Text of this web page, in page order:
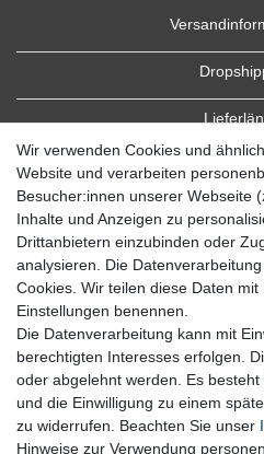
Zahlung
Wir verwenden Cookies und
Website und verarbeiten
Besucher:innen unserer Webseite
Inhalte und Anzeigen zu
Drittanbietern einzubinden oder
analysieren. Die
Cookies. Wir teilen diese Daten
Einstellungen benennen.
Die Datenverarbeitung kann mit
berechtigten Interesses erfolgen.
oder abgelehnt werden. Es
und die Einwilligung zu einem
zu widerrufen. Beachten Sie unser
Hinweise zur Verwendung